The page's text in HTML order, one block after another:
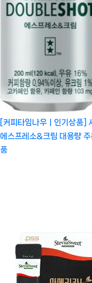
[커피타임나우ㅣ인기상품]
에스프레소&크림 대용량
품